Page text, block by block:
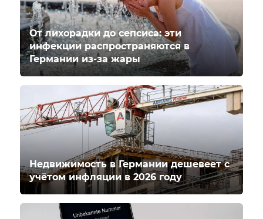
От лихорадки до сепсиса: эти
инфекции распространяются в
Германии из-за жары
Недвижимость в Германии дешевеет с
учётом инфляции в 2026 году